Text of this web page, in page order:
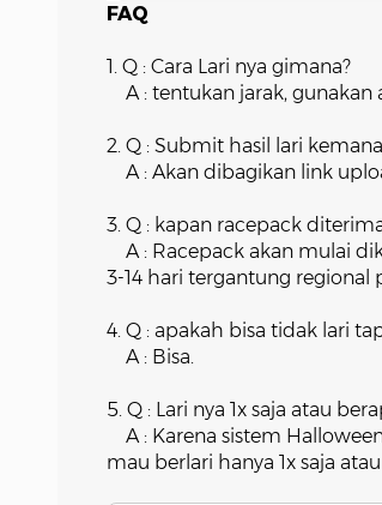
FAQ
1. Q : Cara Lari nya gimana?
A : tentukan jarak, gunakan
2. Q : Submit hasil lari
A : Akan dibagikan link
3. Q : kapan racepack
A : Racepack akan mulai
3-14 hari tergantung regional
4. Q : apakah bisa tidak lari
A : Bisa.
5. Q : Lari nya 1x saja atau
A : Karena sistem
mau berlari hanya 1x saja